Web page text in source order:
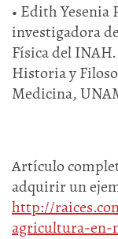
• Edith Yesenia
investigadora
Física del
Historia y
Medicina,
Artículo
adquirir un
http://
agricultura-en-